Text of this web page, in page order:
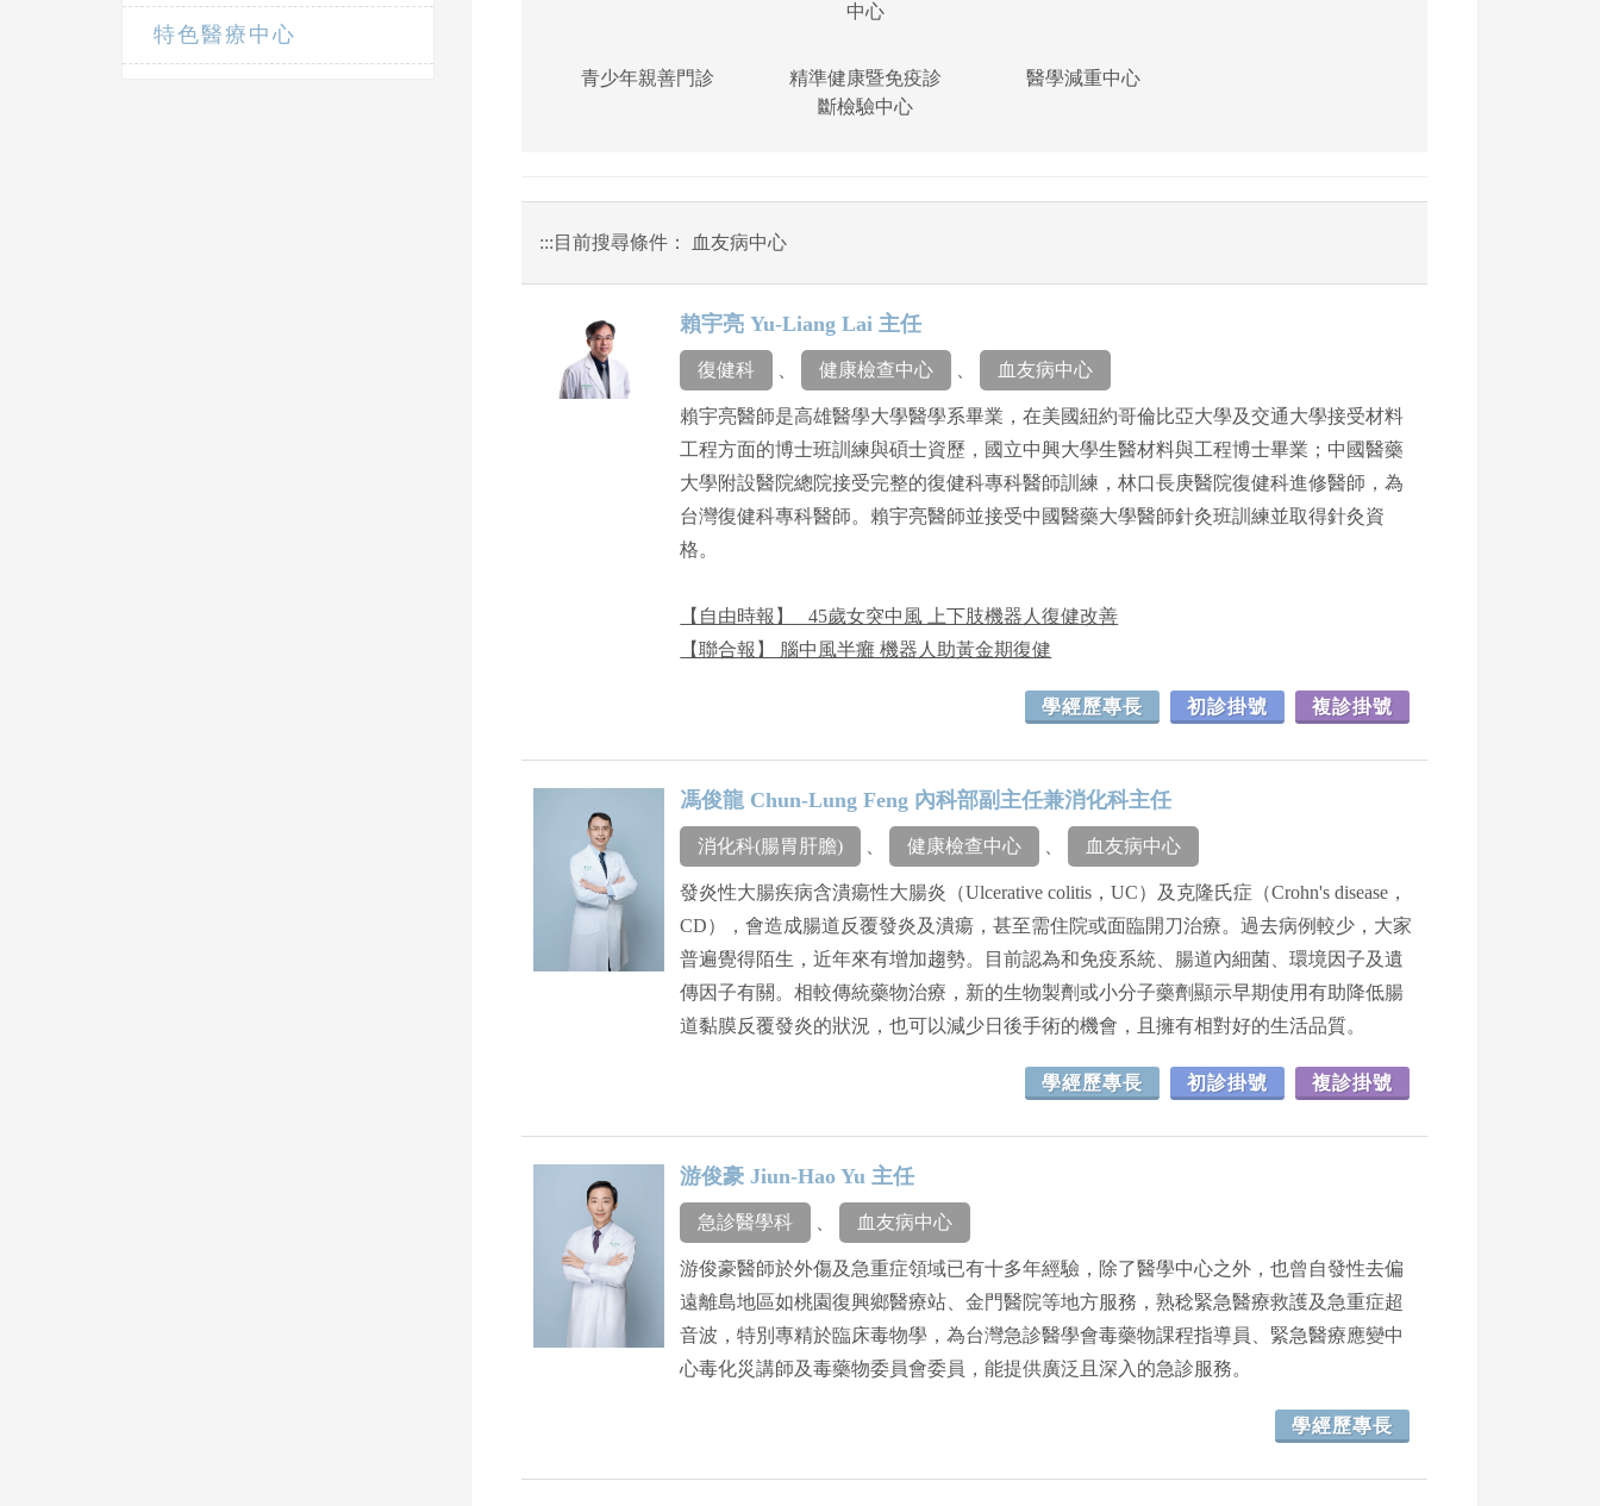
特色醫療中心
中心
青少年親善門診
精準健康暨免疫診
斷檢驗中心
醫學減重中心
::: 目前搜尋條件： 血友病中心
賴宇亮 Yu-Liang Lai 主任
復健科 健康檢查中心 血友病中心
賴宇亮醫師是高雄醫學大學醫學系畢業，在美國紐約哥倫比亞大學及交通大學接受材料
工程方面的博士班訓練與碩士資歷，國立中興大學生醫材料與工程博士畢業；中國醫藥
大學附設醫院總院接受完整的復健科專科醫師訓練，林口長庚醫院復健科進修醫師，為
台灣復健科專科醫師。賴宇亮醫師並接受中國醫藥大學醫師針灸班訓練並取得針灸資
格。
【自由時報】 _45歲女突中風 上下肢機器人復健改善
【聯合報】 腦中風半癱 機器人助黃金期復健
學經歷專長 初診掛號 複診掛號
馮俊龍 Chun-Lung Feng 內科部副主任兼消化科主任
消化科(腸胃肝膽) 健康檢查中心 血友病中心
發炎性大腸疾病含潰瘍性大腸炎（Ulcerative colitis，UC）及克隆氏症（Crohn's disease，
CD），會造成腸道反覆發炎及潰瘍，甚至需住院或面臨開刀治療。過去病例較少，大家
普遍覺得陌生，近年來有增加趨勢。目前認為和免疫系統、腸道內細菌、環境因子及遺
傳因子有關。相較傳統藥物治療，新的生物製劑或小分子藥劑顯示早期使用有助降低腸
道黏膜反覆發炎的狀況，也可以減少日後手術的機會，且擁有相對好的生活品質。
學經歷專長 初診掛號 複診掛號
游俊豪 Jiun-Hao Yu 主任
急診醫學科 血友病中心
游俊豪醫師於外傷及急重症領域已有十多年經驗，除了醫學中心之外，也曾自發性去偏
遠離島地區如桃園復興鄉醫療站、金門醫院等地方服務，熟稔緊急醫療救護及急重症超
音波，特別專精於臨床毒物學，為台灣急診醫學會毒藥物課程指導員、緊急醫療應變中
心毒化災講師及毒藥物委員會委員，能提供廣泛且深入的急診服務。
學經歷專長